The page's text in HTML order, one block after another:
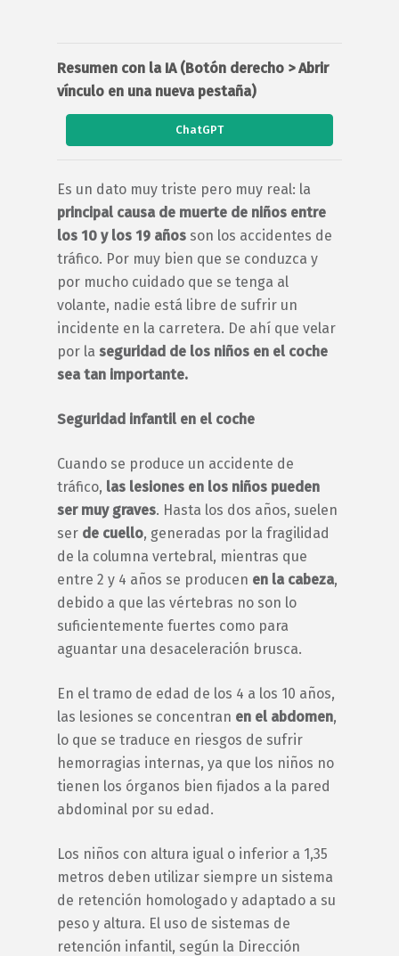
Resumen con la IA (Botón derecho > Abrir
vínculo en una nueva pestaña)
ChatGPT
Es un dato muy triste pero muy real: la
principal causa de muerte de niños entre
los 10 y los 19 años son los accidentes de
tráfico. Por muy bien que se conduzca y
por mucho cuidado que se tenga al
volante, nadie está libre de sufrir un
incidente en la carretera. De ahí que velar
por la seguridad de los niños en el coche
sea tan importante.
Seguridad infantil en el coche
Cuando se produce un accidente de
tráfico, las lesiones en los niños pueden
ser muy graves. Hasta los dos años, suelen
ser de cuello, generadas por la fragilidad
de la columna vertebral, mientras que
entre 2 y 4 años se producen en la cabeza,
debido a que las vértebras no son lo
suficientemente fuertes como para
aguantar una desaceleración brusca.
En el tramo de edad de los 4 a los 10 años,
las lesiones se concentran en el abdomen,
lo que se traduce en riesgos de sufrir
hemorragias internas, ya que los niños no
tienen los órganos bien fijados a la pared
abdominal por su edad.
Los niños con altura igual o inferior a 1,35
metros deben utilizar siempre un sistema
de retención homologado y adaptado a su
peso y altura. El uso de sistemas de
retención infantil, según la Dirección